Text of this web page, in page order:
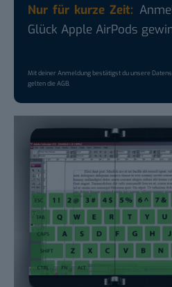
Nur für kurze Zeit:
Glück Apple AirPods
Mit deiner Anmeldung bestätigst du unsere
gelten dieAGB.